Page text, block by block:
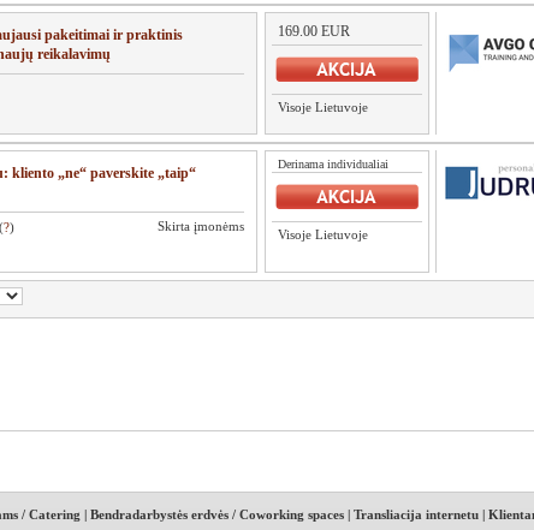
pakeitimai ir praktinis
reikalavimų
169.00 EUR
Visoje Lietuvoje
kliento „ne“ paverskite „taip“
Skirta įmonėms
?)
Derinama individualiai
Visoje Lietuvoje
/ Catering | Bendradarbystės erdvės / Coworking spaces | Transliacija internetu |